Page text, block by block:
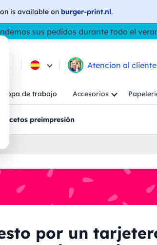
is available on burger-print.nl.
sus pedidos durante todo el
Atencion al cliente
Ropa de trabajo Accesorios
Bocetos preimpresión
por un